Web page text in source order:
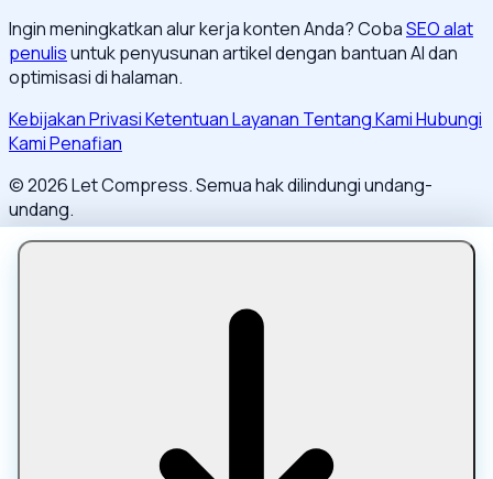
Ingin meningkatkan alur kerja konten Anda? CobaSEO alat
penulisuntuk penyusunan artikel dengan bantuan AI dan
optimisasi di halaman.
Kebijakan PrivasiKetentuan Layanan Tentang KamiHubungi
KamiPenafian
© 2026 Let Compress. Semua hak dilindungi undang-
undang.